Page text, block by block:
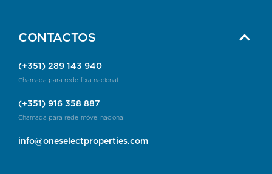
CONTACTOS
(+351) 289 143 940
Chamada para rede fixa nacional
(+351) 916 358 887
Chamada para rede móvel nacional
info@oneselectproperties.com